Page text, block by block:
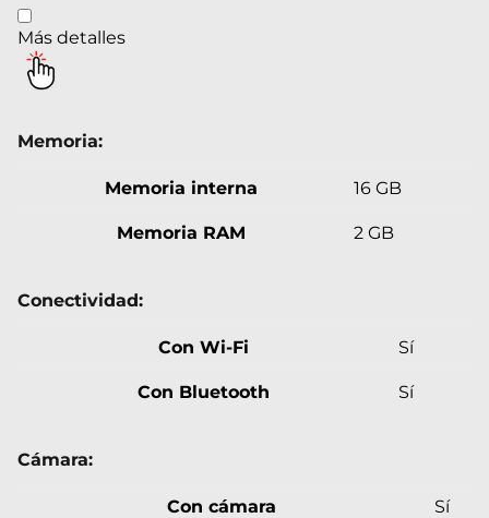
Más detalles
Memoria:
Memoria interna 16 GB
Memoria RAM 2 GB
Conectividad:
Con Wi-Fi Sí
Con Bluetooth Sí
Cámara:
Con cámara Sí